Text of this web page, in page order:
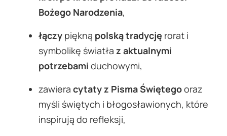
Bożego Narodzenia,
łączy piękną polską tradycję rorat i
symbolikę światła z aktualnymi
potrzebami duchowymi,
zawiera cytaty z Pisma Świętegooraz
myśli świętych i błogosławionych, które
inspirują do refleksji,